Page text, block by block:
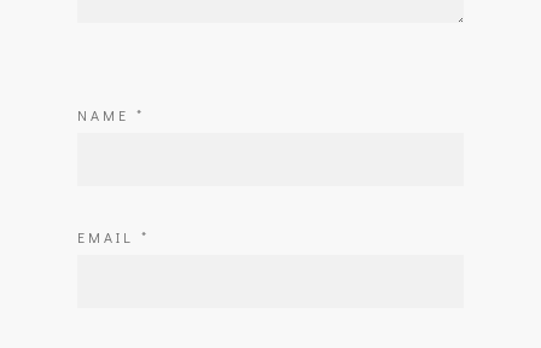
NAME *
EMAIL *